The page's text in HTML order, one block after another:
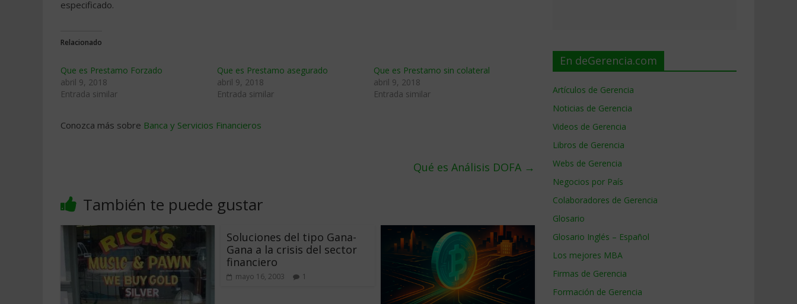
especificado.
Relacionado
Que es Prestamo Forzado
abril 9, 2018
Entrada similar
Que es Prestamo asegurado
abril 9, 2018
Entrada similar
Que es Prestamo sin colateral
abril 9, 2018
Entrada similar
Conozca más sobre Banca y Servicios Financieros
Qué es Análisis DOFA →
También te puede gustar
Soluciones del tipo Gana-
Gana a la crisis del sector
financiero
mayo 16, 2003 1
En deGerencia.com
Artículos de Gerencia
Noticias de Gerencia
Videos de Gerencia
Libros de Gerencia
Webs de Gerencia
Negocios por País
Colaboradores de Gerencia
Glosario
Glosario Inglés – Español
Los mejores MBA
Firmas de Gerencia
Formación de Gerencia